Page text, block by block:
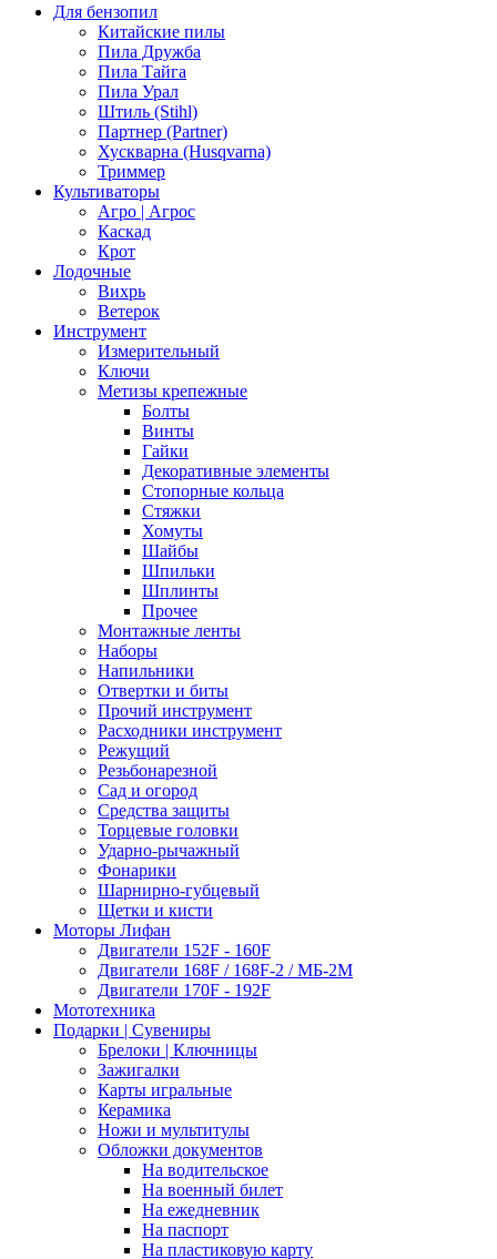
Для бензопил
Китайские пилы
Пила Дружба
Пила Тайга
Пила Урал
Штиль (Stihl)
Партнер (Partner)
Хускварна (Husqvarna)
Триммер
Культиваторы
Агро | Агрос
Каскад
Крот
Лодочные
Вихрь
Ветерок
Инструмент
Измерительный
Ключи
Метизы крепежные
Болты
Винты
Гайки
Декоративные элементы
Стопорные кольца
Стяжки
Хомуты
Шайбы
Шпильки
Шплинты
Прочее
Монтажные ленты
Наборы
Напильники
Отвертки и биты
Прочий инструмент
Расходники инструмент
Режущий
Резьбонарезной
Сад и огород
Средства защиты
Торцевые головки
Ударно-рычажный
Фонарики
Шарнирно-губцевый
Щетки и кисти
Моторы Лифан
Двигатели 152F - 160F
Двигатели 168F / 168F-2 / МБ-2М
Двигатели 170F - 192F
Мототехника
Подарки | Сувениры
Брелоки | Ключницы
Зажигалки
Карты игральные
Керамика
Ножи и мультитулы
Обложки документов
На водительское
На военный билет
На ежедневник
На паспорт
На пластиковую карту